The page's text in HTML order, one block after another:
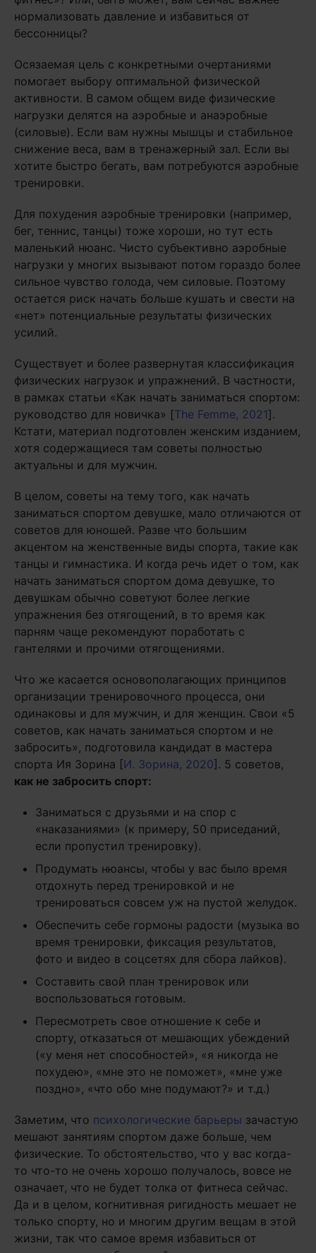
нормализовать давление и избавиться от
бессонницы?
Осязаемая цель с конкретными очертаниями
помогает выбору оптимальной физической
активности. В самом общем виде физические
нагрузки делятся на аэробные и анаэробные
(силовые). Если вам нужны мышцы и стабильное
снижение веса, вам в тренажерный зал. Если вы
хотите быстро бегать, вам потребуются аэробные
тренировки.
Для похудения аэробные тренировки (например,
бег, теннис, танцы) тоже хороши, но тут есть
маленький нюанс. Чисто субъективно аэробные
нагрузки у многих вызывают потом гораздо более
сильное чувство голода, чем силовые. Поэтому
остается риск начать больше кушать и свести на
«нет» потенциальные результаты физических
усилий.
Существует и более развернутая классификация
физических нагрузок и упражнений. В частности,
в рамках статьи «Как начать заниматься спортом:
руководство для новичка» [The Femme, 2021].
Кстати, материал подготовлен женским изданием,
хотя содержащиеся там советы полностью
актуальны и для мужчин.
В целом, советы на тему того, как начать
заниматься спортом девушке, мало отличаются от
советов для юношей. Разве что большим
акцентом на женственные виды спорта, такие как
танцы и гимнастика. И когда речь идет о том, как
начать заниматься спортом дома девушке, то
девушкам обычно советуют более легкие
упражнения без отягощений, в то время как
парням чаще рекомендуют поработать с
гантелями и прочими отягощениями.
Что же касается основополагающих принципов
организации тренировочного процесса, они
одинаковы и для мужчин, и для женщин. Свои «5
советов, как начать заниматься спортом и не
забросить», подготовила кандидат в мастера
спорта Ия Зорина [И. Зорина, 2020]. 5 советов,
как не забросить спорт:
Заниматься с друзьями и на спор с
«наказаниями» (к примеру, 50 приседаний,
если пропустил тренировку).
Продумать нюансы, чтобы у вас было время
отдохнуть перед тренировкой и не
тренироваться совсем уж на пустой желудок.
Обеспечить себе гормоны радости (музыка во
время тренировки, фиксация результатов,
фото и видео в соцсетях для сбора лайков).
Составить свой план тренировок или
воспользоваться готовым.
Пересмотреть свое отношение к себе и
спорту, отказаться от мешающих убеждений
(«у меня нет способностей», «я никогда не
похудею», «мне это не поможет», «мне уже
поздно», «что обо мне подумают?» и т.д.)
Заметим, что психологические барьеры зачастую
мешают занятиям спортом даже больше, чем
физические. То обстоятельство, что у вас когда-
то что-то не очень хорошо получалось, вовсе не
означает, что не будет толка от фитнеса сейчас.
Да и в целом, когнитивная ригидность мешает не
только спорту, но и многим другим вещам в этой
жизни, так что самое время избавиться от